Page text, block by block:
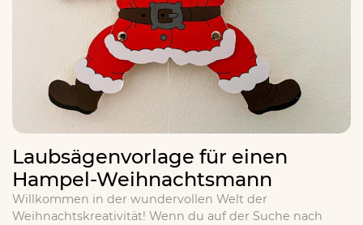
Laubsägenvorlage für einen
Hampel-Weihnachtsmann
Willkommen in der wundervollen Welt der
Weihnachtskreativität! Wenn du auf der Suche nach